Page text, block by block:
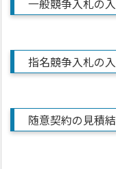
一般競争入札の
指名競争入札の
随意契約の見積